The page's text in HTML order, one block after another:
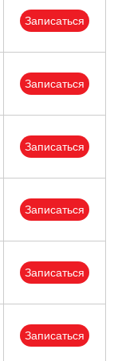
Записаться
Записаться
Записаться
Записаться
Записаться
Записаться